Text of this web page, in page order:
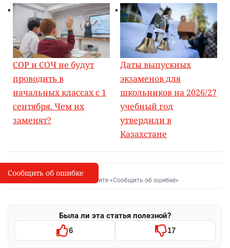
СОР и СОЧ не будут
проводить в
начальных классах с 1
сентября. Чем их
заменят?
Даты выпускных
экзаменов для
школьников на 2026/27
учебный год
утвердили в
Казахстане
I
Сообщить об опечатке
Выделите фрагмент и нажмите «Сообщить об ошибке»
Была ли эта статья полезной?
6 17
Сообщить об ошибке